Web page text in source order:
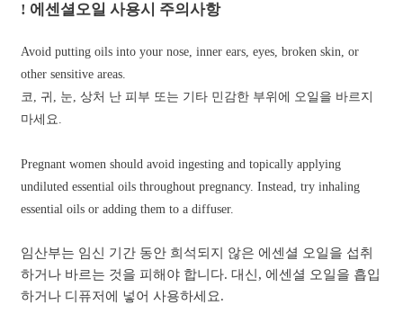
! 에센셜오일 사용시 주의사항
Avoid putting oils into your nose, inner ears, eyes, broken skin, or
other sensitive areas.
코, 귀, 눈, 상처 난 피부 또는 기타 민감한 부위에 오일을 바르지
마세요.
Pregnant women should avoid ingesting and topically applying
undiluted essential oils throughout pregnancy. Instead, try inhaling
essential oils or adding them to a diffuser.
임산부는 임신 기간 동안 희석되지 않은 에센셜 오일을 섭취
하거나 바르는 것을 피해야 합니다. 대신, 에센셜 오일을 흡입
하거나 디퓨저에 넣어 사용하세요.